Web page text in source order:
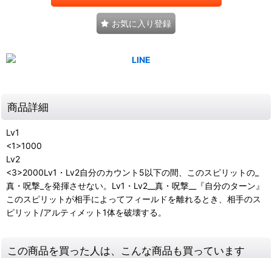
お気に入り登録
商品詳細
Lv1
<1>1000
Lv2
<3>2000Lv1・Lv2自分のカウント5以下の間、このスピリットの_
真・呪撃_を発揮させない。Lv1・Lv2__真・呪撃__『自分のターン』
このスピリットが相手によってフィールドを離れるとき、相手のス
ピリット/アルティメット1体を破壊する。
この商品を買った人は、こんな商品も買っています